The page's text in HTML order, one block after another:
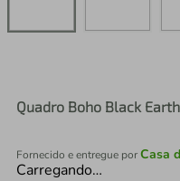
Quadro Boho Black
Fornecido e entregue porCasa
Carregando…